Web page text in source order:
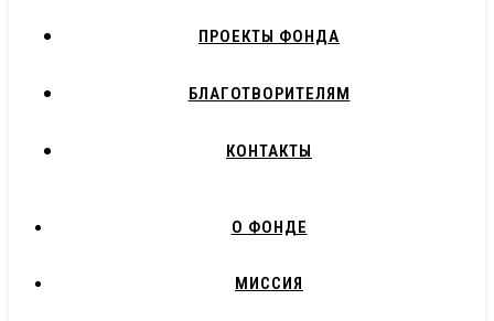
ПРОЕКТЫ ФОНДА
БЛАГОТВОРИТЕЛЯМ
КОНТАКТЫ
О ФОНДЕ
МИССИЯ